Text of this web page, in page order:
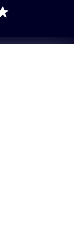
pour faire
!